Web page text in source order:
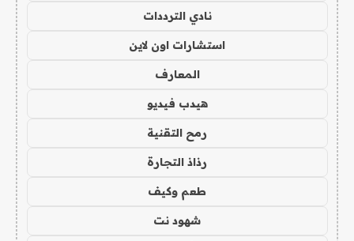
نادي الترددات
استشارات اون لاين
المعارف
هيدب فيديو
رمح التقنية
رذاذ التجارة
طعم وكيف
شهود نت